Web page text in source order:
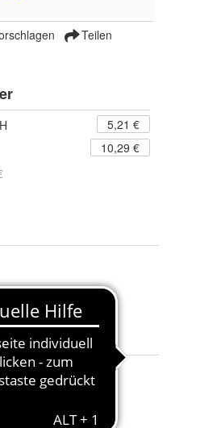
Teilen
5,21 €
10,29 €
Schokolade
Einzelne Riegel